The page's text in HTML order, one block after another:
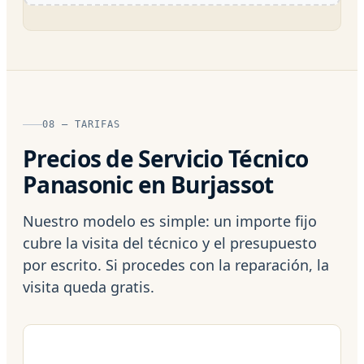
08 — TARIFAS
Precios de Servicio Técnico
Panasonic en Burjassot
Nuestro modelo es simple: un importe fijo
cubre la visita del técnico y el presupuesto
por escrito. Si procedes con la reparación, la
visita queda gratis.